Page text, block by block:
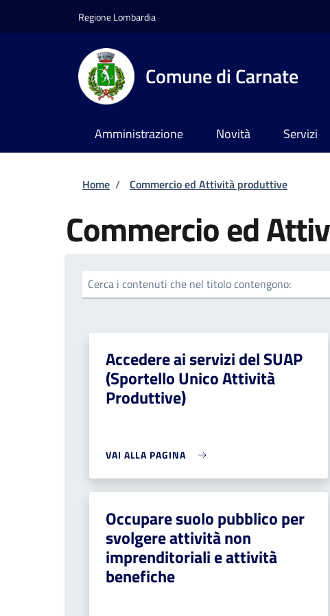
Regione Lombardia
Comune di Carnate
Amministrazione Novità Servizi
Briciole di pane
Home / Commercio ed Attività produttive
Commercio ed
Cerca i contenuti che nel titolo contengono:
Accedere ai servizi del SUAP
(Sportello Unico Attività
Produttive)
VAI ALLA PAGINA
Occupare suolo pubblico per
svolgere attività non
imprenditoriali e attività
benefiche